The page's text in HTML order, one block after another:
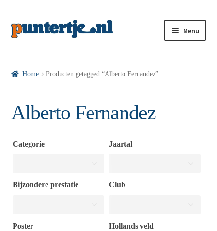
Menu
Home Producten getagged “Alberto Fernandez”
Alberto Fernandez
Categorie Jaartal
Bijzondere prestatie Club
Poster Hollands veld